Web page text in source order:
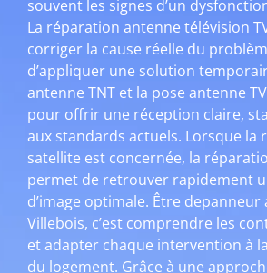
souvent les signes d’un
La réparation antenne télévision
corriger la cause réelle du
d’appliquer une solution
antenne TNT et la pose antenne
pour offrir une réception claire,
aux standards actuels. Lorsque la
satellite est concernée, la
permet de retrouver rapidement
d’image optimale. Être depanneur
Villebois, c’est comprendre les
et adapter chaque intervention à
du logement. Grâce à une